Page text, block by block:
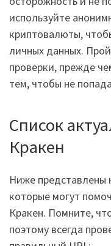
используйте
криптовалюты,
личных данных.
проверки, прежде
тем, чтобы не
Список
Кракен
Ниже представлены
которые могут
Кракен. Помните,
поэтому всегда